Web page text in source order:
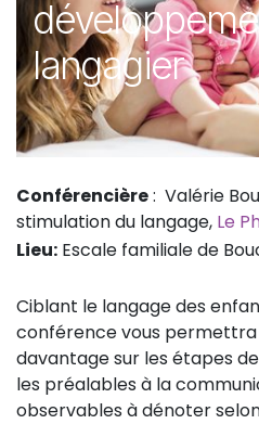
langagier
Conférencière: Valérie
stimulation du langage, Le
Lieu: Escale familiale de
Ciblant le langage des
conférence vous permettra
davantage sur les étapes
les préalables à la
observables à dénoter